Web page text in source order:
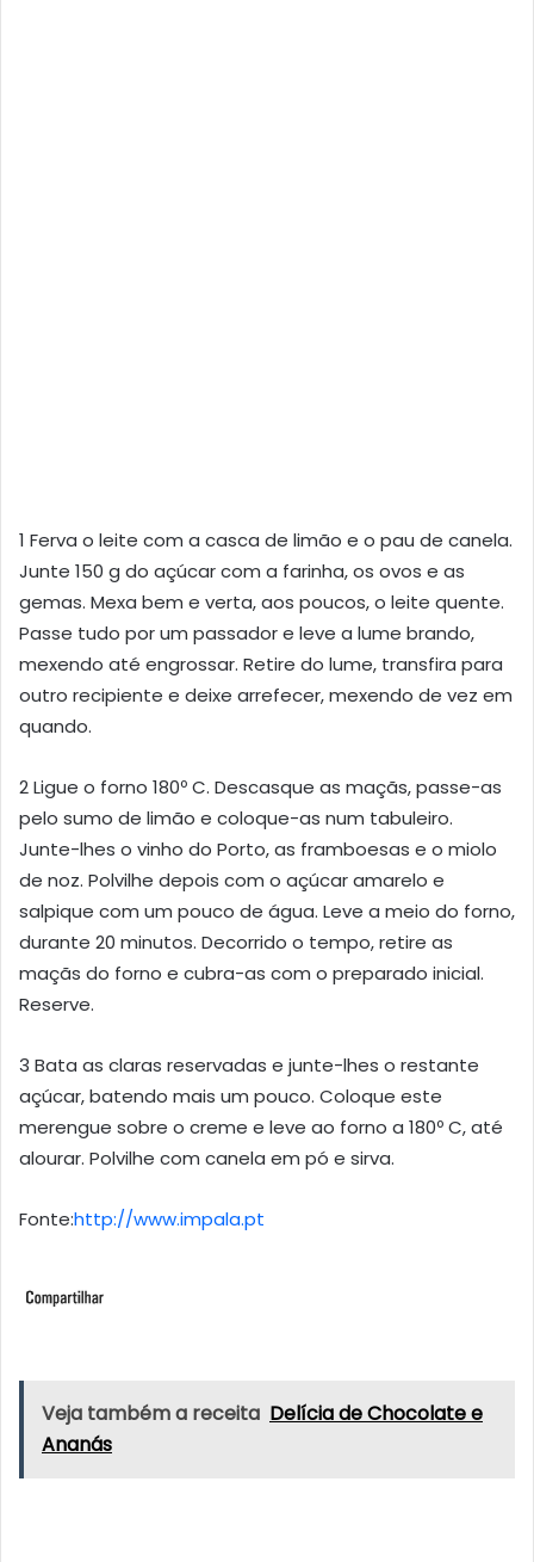
1 Ferva o leite com a casca de limão e o pau de canela.
Junte 150 g do açúcar com a farinha, os ovos e as
gemas. Mexa bem e verta, aos poucos, o leite quente.
Passe tudo por um passador e leve a lume brando,
mexendo até engrossar. Retire do lume, transfira para
outro recipiente e deixe arrefecer, mexendo de vez em
quando.
2 Ligue o forno 180º C. Descasque as maçãs, passe-as
pelo sumo de limão e coloque-as num tabuleiro.
Junte-lhes o vinho do Porto, as framboesas e o miolo
de noz. Polvilhe depois com o açúcar amarelo e
salpique com um pouco de água. Leve a meio do forno,
durante 20 minutos. Decorrido o tempo, retire as
maçãs do forno e cubra-as com o preparado inicial.
Reserve.
3 Bata as claras reservadas e junte-lhes o restante
açúcar, batendo mais um pouco. Coloque este
merengue sobre o creme e leve ao forno a 180º C, até
alourar. Polvilhe com canela em pó e sirva.
Fonte:http://www.impala.pt
Veja também a receita Delícia de Chocolate e
Ananás